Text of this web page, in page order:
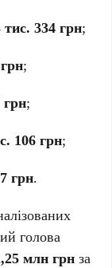
334 грн;
;
грн;
106 грн;
грн.
голова
млн грн за